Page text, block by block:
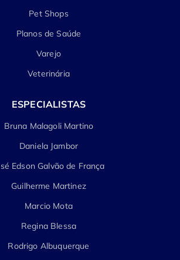
Pet Shops
Planos de Saúde
Varejo
Veterinária
ESPECIALISTAS
Bruna Malagoli Martino
Daniela Jambor
Edson Galvão de França
Guilherme Martinez
Marcio Mota
Regina Blessa
Rodrigo Albuquerque